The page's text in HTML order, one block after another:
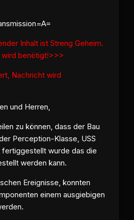
Inhalt ist Streng Geheim.
benötigt!>>>
Nachricht wird
und Herren,
zu können, dass der Bau
Perception-Klasse, USS
wurde das die
werden kann.
Ereignisse, konnten
einem ausgiebigen